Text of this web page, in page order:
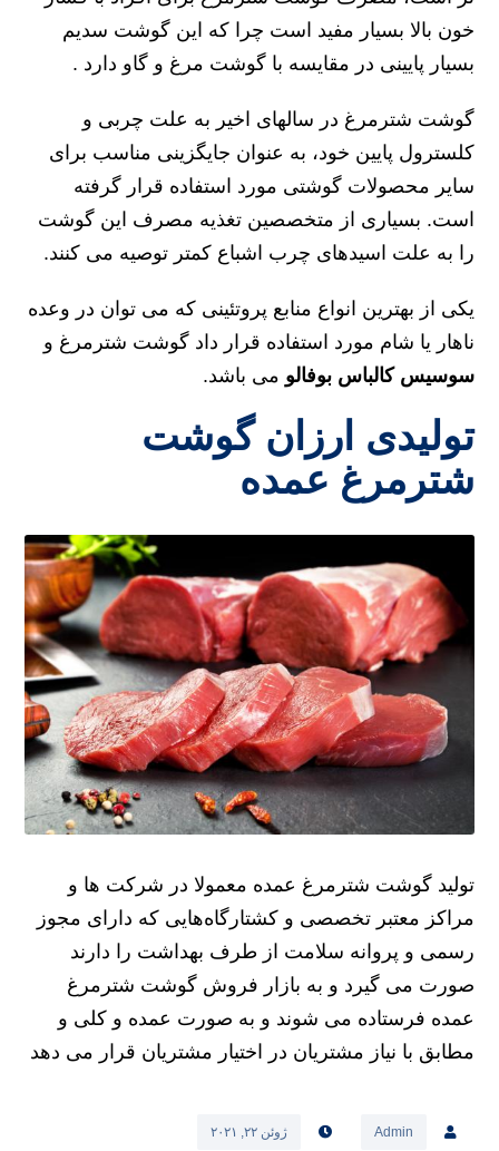
خون بالا بسیار مفید است چرا که این گوشت سدیم
بسیار پایینی در مقایسه با گوشت مرغ و گاو دارد .
گوشت شترمرغ در سالهای اخیر به علت چربی و
کلسترول پایین خود، به عنوان جایگزینی مناسب برای
سایر محصولات گوشتی مورد استفاده قرار گرفته
است. بسیاری از متخصصین تغذیه مصرف این گوشت
را به علت اسیدهای چرب اشباع کمتر توصیه می کنند.
یکی از بهترین انواع منابع پروتئینی که می توان در وعده
ناهار یا شام مورد استفاده قرار داد گوشت شترمرغ و
سوسیس کالباس بوفالو می باشد.
تولیدی ارزان گوشت
شترمرغ عمده
تولید گوشت شترمرغ عمده معمولا در شرکت ها و
مراکز معتبر تخصصی و کشتارگاه‌هایی که دارای مجوز
رسمی و پروانه سلامت از طرف بهداشت را دارند
صورت می گیرد و به بازار فروش گوشت شترمرغ
عمده فرستاده می شوند و به صورت عمده و کلی و
مطابق با نیاز مشتریان در اختیار مشتریان قرار می دهد
Admin ژوئن ۲۲, ۲۰۲۱